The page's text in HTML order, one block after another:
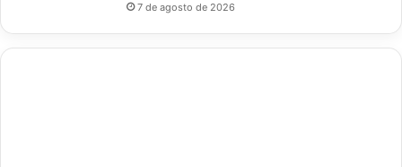
7 de agosto de 2026